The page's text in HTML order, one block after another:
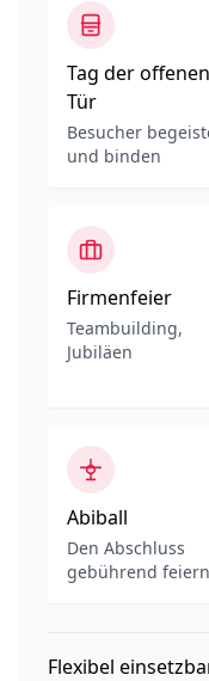
Tag der offenen
Tür
Besucher
und binden
Firmenfeier
Teambuilding,
Jubiläen
Abiball
Den Abschluss
gebührend feiern
Flexibel